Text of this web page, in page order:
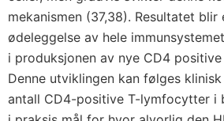
mekanismen (37,38). Resultatet blir
ødeleggelse av hele
i produksjonen av nye CD4
Denne utviklingen kan følges
antall CD4-positive T-lymfocytter i